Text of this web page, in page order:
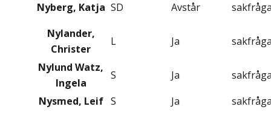
Nyberg, Katja SD Avstår
Nylander,
Christer
L Ja
Nylund Watz,
Ingela
S Ja
Nysmed, Leif S Ja